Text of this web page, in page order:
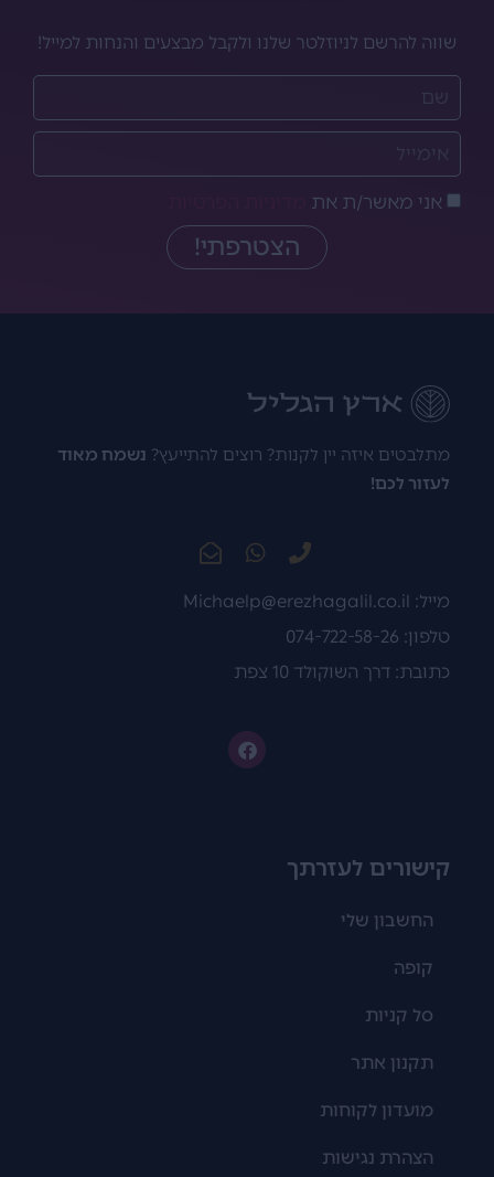
שווה להרשם לניוזלטר שלנו ולקבל מבצעים והנחות למייל!
אני מאשר/ת את
הצטרפתי!
מתלבטים איזה יין לקנות? רוצים להתייעץ? נשמח מאוד
לעזור לכם!
מייל: Michaelp@erezhagalil.co.il
טלפון: 074-722-58-26
כתובת: דרך השוקולד 10 צפת
קישורים לעזרתך
החשבון שלי
קופה
סל קניות
תקנון אתר
מועדון לקוחות
הצהרת נגישות